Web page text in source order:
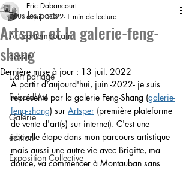
Tous les posts
Art contemporain
dessin
L'art partagé
Foire d'Art
Galerie
édition
Exposition Collective
Artsper et la galerie-feng-
shang
Eric Dabancourt
6 juil. 2022 1 min de lecture
Dernière mise à jour : 13 juil. 2022
À partir d'aujourd'hui, juin -2022- je suis
représenté par la galerie Feng-Shang (galerie-
feng-shang) sur Artsper (première plateforme
de vente d'art(s) sur internet). C'est une
nouvelle étape dans mon parcours artistique
mais aussi une autre vie avec Brigitte, ma
douce, va commencer à Montauban sans